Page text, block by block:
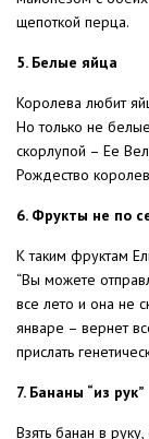
щепоткой перца.
5. Белые яйца
Королева любит
Но только не
скорлупой – Ее
Рождество
6. Фрукты не по
К таким фруктам
“Вы можете
все лето и она не
январе – вернет
прислать
7. Бананы “из рук”
Взять банан в